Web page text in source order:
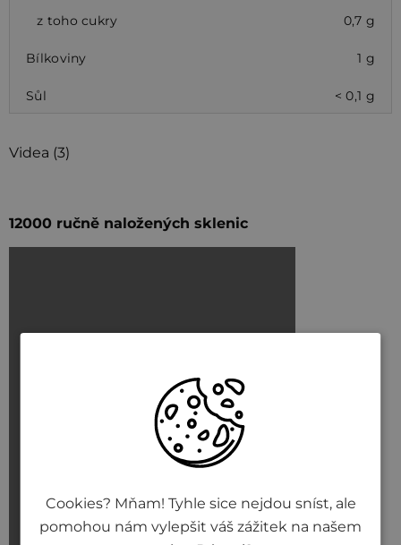
z toho cukry 0,7 g
Bílkoviny 1 g
Sůl < 0,1 g
Videa (3)
12000 ručně naložených sklenic
Cookies? Mňam! Tyhle sice nejdou sníst, ale
pomohou nám vylepšit váš zážitek na našem